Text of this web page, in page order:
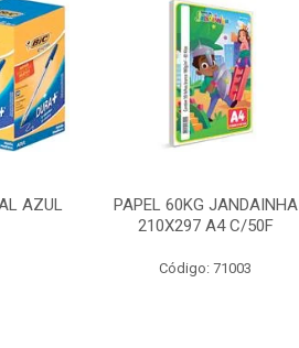
AZUL
PAPEL 60KG JANDAINHA
210X297 A4 C/50F
Código: 71003